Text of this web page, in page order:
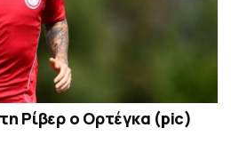
Ρίβερ ο Ορτέγκα (pic)